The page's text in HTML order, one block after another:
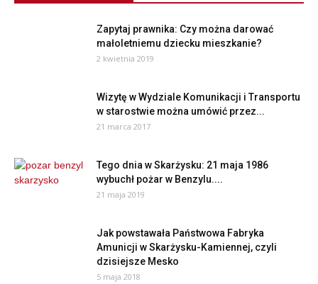
Zapytaj prawnika: Czy można darować
małoletniemu dziecku mieszkanie?
2 kwietnia 2019
Wizytę w Wydziale Komunikacji i Transportu
w starostwie można umówić przez...
21 marca 2017
Tego dnia w Skarżysku: 21 maja 1986
wybuchł pożar w Benzylu....
21 maja 2019
Jak powstawała Państwowa Fabryka
Amunicji w Skarżysku-Kamiennej, czyli
dzisiejsze Mesko
5 maja 2018